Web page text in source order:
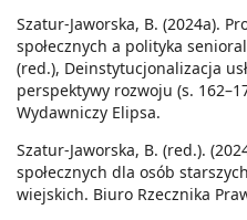
Szatur-Jaworska, B. (2024a).
społecznych a polityka
(red.), Deinstytucjonalizacja
perspektywy rozwoju (s.
Wydawniczy Elipsa.
Szatur-Jaworska, B. (red.).
społecznych dla osób
wiejskich. Biuro Rzecznika